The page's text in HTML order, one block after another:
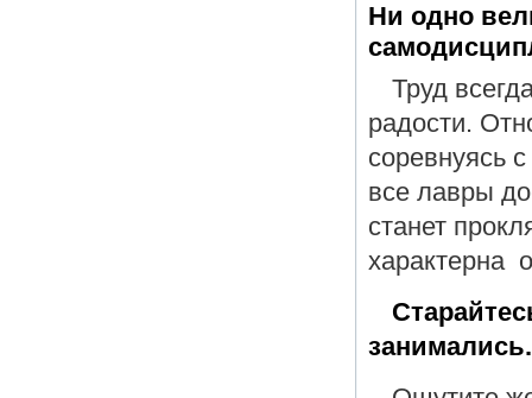
Ни одно
Труд
радости.
соревнуясь
все лавры
станет
характерна
занимались.